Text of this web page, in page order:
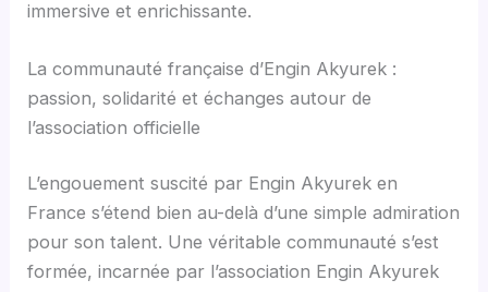
immersive et enrichissante.
La communauté française d’Engin Akyurek :
passion, solidarité et échanges autour de
l’association officielle
L’engouement suscité par Engin Akyurek en
France s’étend bien au-delà d’une simple admiration
pour son talent. Une véritable communauté s’est
formée, incarnée par l’association Engin Akyurek